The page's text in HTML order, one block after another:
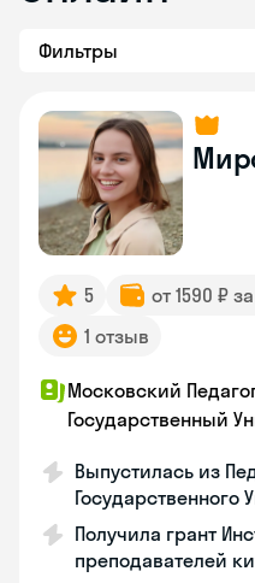
Фильтры
5 от 1590 ₽
1 отзыв
Московский
Государственный
Выпустилась из
Государственного
Получила грант
преподавателей